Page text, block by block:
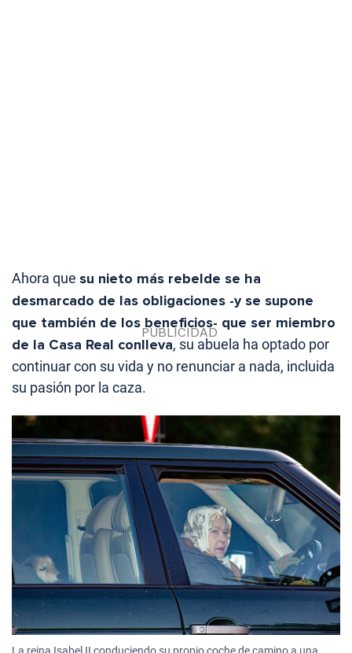
Ahora que su nieto más rebelde se ha
desmarcado de las obligaciones -y se supone
que también de los beneficios- que ser miembro
de la Casa Real conlleva, su abuela ha optado por
continuar con su vida y no renunciar a nada, incluida
su pasión por la caza.